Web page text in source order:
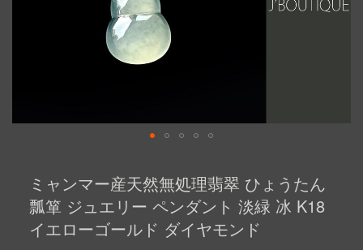
beginning
images
ミャンマー産天然無処理翡翠 ひょうたん
瓢箪 ジュエリー ペンダント 淡緑 冰 K18
イエローゴールド ダイヤモンド